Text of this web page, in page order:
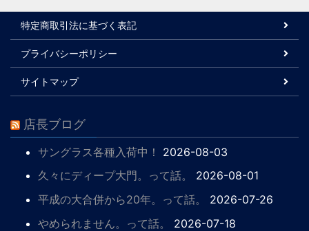
特定商取引法に基づく表記
プライバシーポリシー
サイトマップ
店長ブログ
サングラス各種入荷中！
2026-08-03
久々にディープ大門。って話。
2026-08-01
平成の大合併から20年。って話。
2026-07-26
やめられません。って話。
2026-07-18